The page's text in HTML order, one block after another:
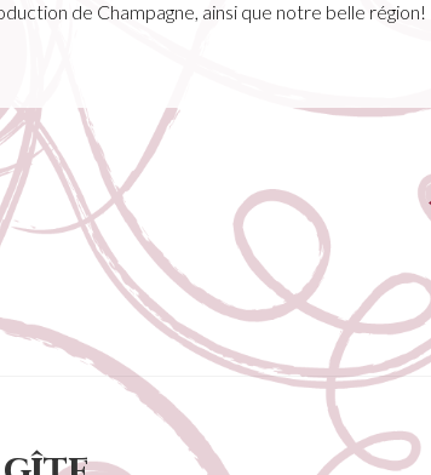
de Champagne, ainsi que notre belle région!